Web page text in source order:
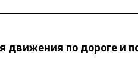
движения по дороге и